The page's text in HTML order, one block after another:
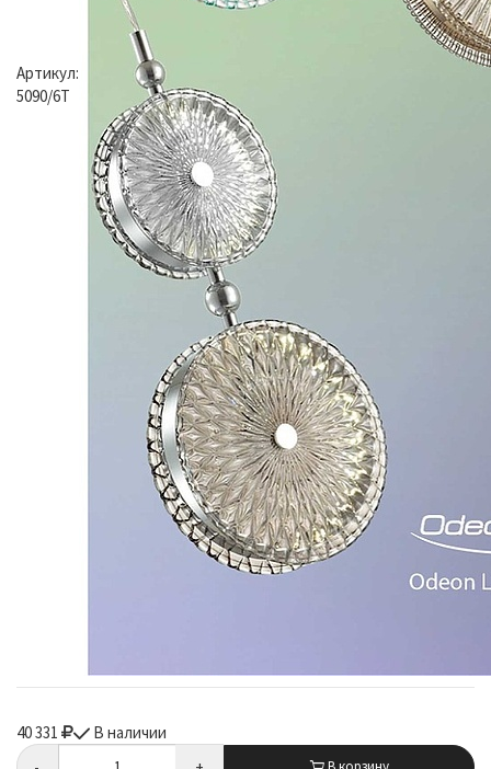
Артикул:
5090/6T
40 331
В наличии